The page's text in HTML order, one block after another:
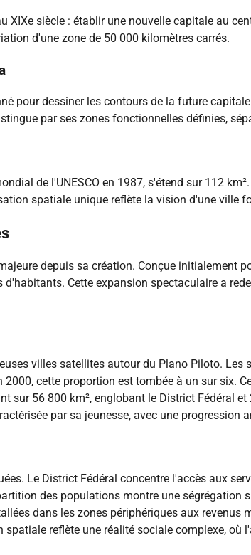
siècle : établir une nouvelle capitale au
d'une zone de 50 000 kilomètres carrés.
pour dessiner les contours de la future
par ses zones fonctionnelles définies,
de l'UNESCO en 1987, s'étend sur 112
spatiale unique reflète la vision d'une ville
depuis sa création. Conçue initialement
Cette expansion spectaculaire a
villes satellites autour du Plano Piloto. Les
cette proportion est tombée à un sur six.
sur 56 800 km², englobant le District Fédéral
par sa jeunesse, avec une progression
Le District Fédéral concentre l'accès aux
des populations montre une ségrégation
dans les zones périphériques aux revenus
reflète une réalité sociale complexe, où